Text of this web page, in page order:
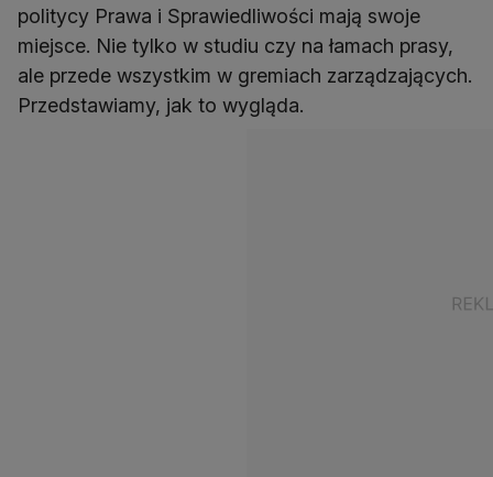
politycy Prawa i Sprawiedliwości mają swoje
miejsce. Nie tylko w studiu czy na łamach prasy,
ale przede wszystkim w gremiach zarządzających.
Przedstawiamy, jak to wygląda.